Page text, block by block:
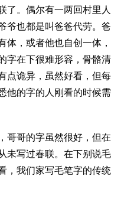
了。偶尔有一两回村里人
爷也都是叫爸爸代劳。爸
体，或者他也自创一体，
字在下很难形容，骨骼清
点诡异，虽然好看，但每
他的字的人刚看的时候需
哥哥的字虽然很好，但在
未写过春联。在下别说毛
，我们家写毛笔字的传统